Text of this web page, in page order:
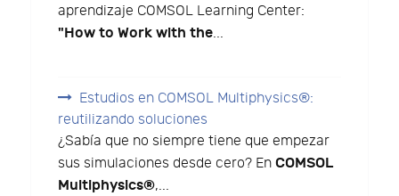
aprendizaje COMSOL Learning Center:
"How to Work with the...
Estudios en COMSOL Multiphysics®:
reutilizando soluciones
¿Sabía que no siempre tiene que empezar
sus simulaciones desde cero? En COMSOL
Multiphysics®,...